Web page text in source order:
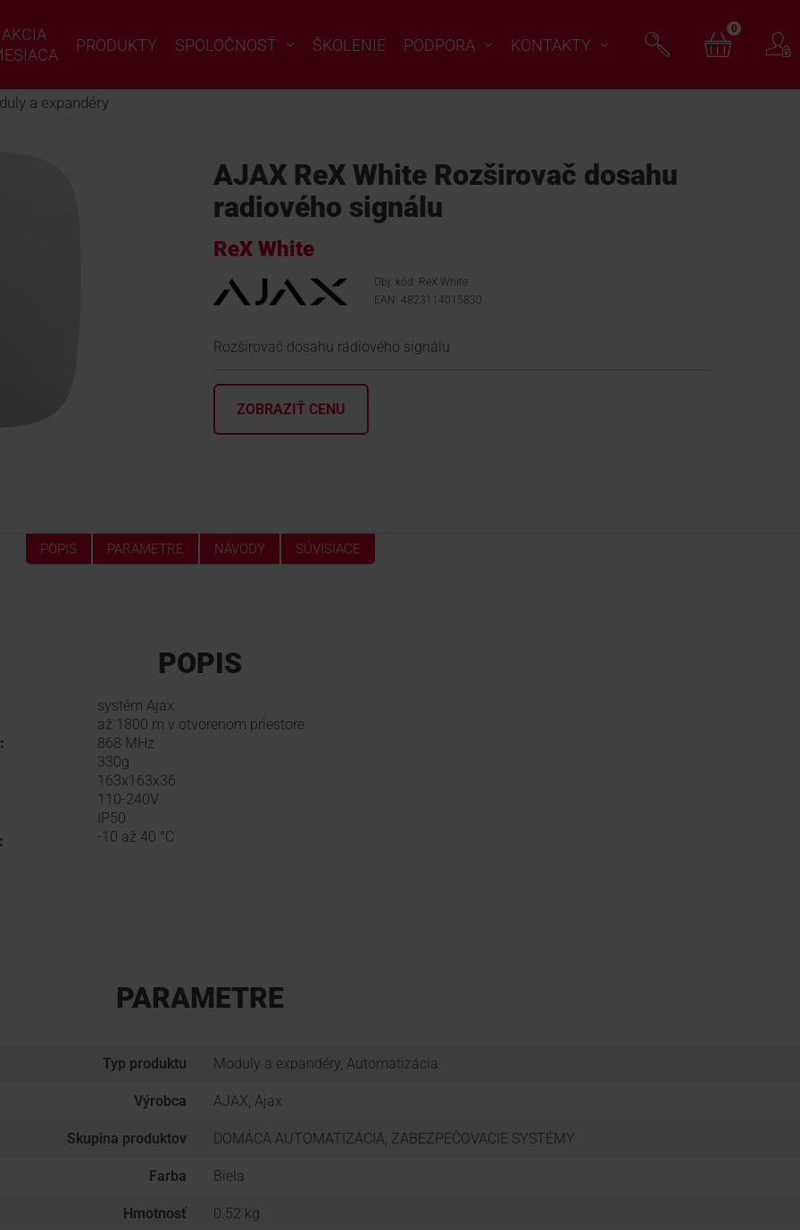
AKCIA
PRODUKTY SPOLOČNOSŤ ŠKOLENIE PODPORA KONTAKTY
0
a expandéry
AJAX ReX White Rozširovač dosahu
radiového signálu
ReX White
Obj. kód: ReX White
EAN: 4823114015830
Rozširovač dosahu rádiového signálu
ZOBRAZIŤ CENU
POPIS PARAMETRE NÁVODY SÚVISIACE
POPIS
systém Ajax
až 1800 m v otvorenom priestore
868 MHz
330g
163x163x36
110-240V
IP50
-10 až 40 °C
PARAMETRE
Typ produktu Moduly a expandéry, Automatizácia
Výrobca AJAX, Ajax
Skupina produktov DOMÁCA AUTOMATIZÁCIA, ZABEZPEČOVACIE SYSTÉMY
Farba Biela
Hmotnosť 0.52 kg